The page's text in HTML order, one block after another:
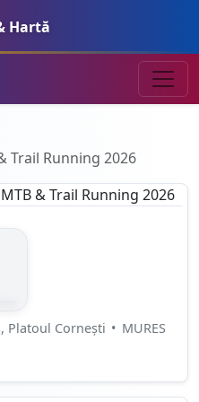
Hartă
Trail Running 2026
Platoul Cornești • MURES